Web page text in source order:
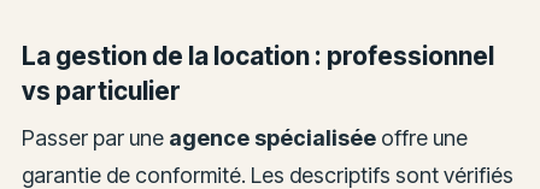
La gestion de la location : professionnel
vs particulier
Passer par une agence spécialiséeoffre une
garantie de conformité. Les descriptifs sont vérifiés